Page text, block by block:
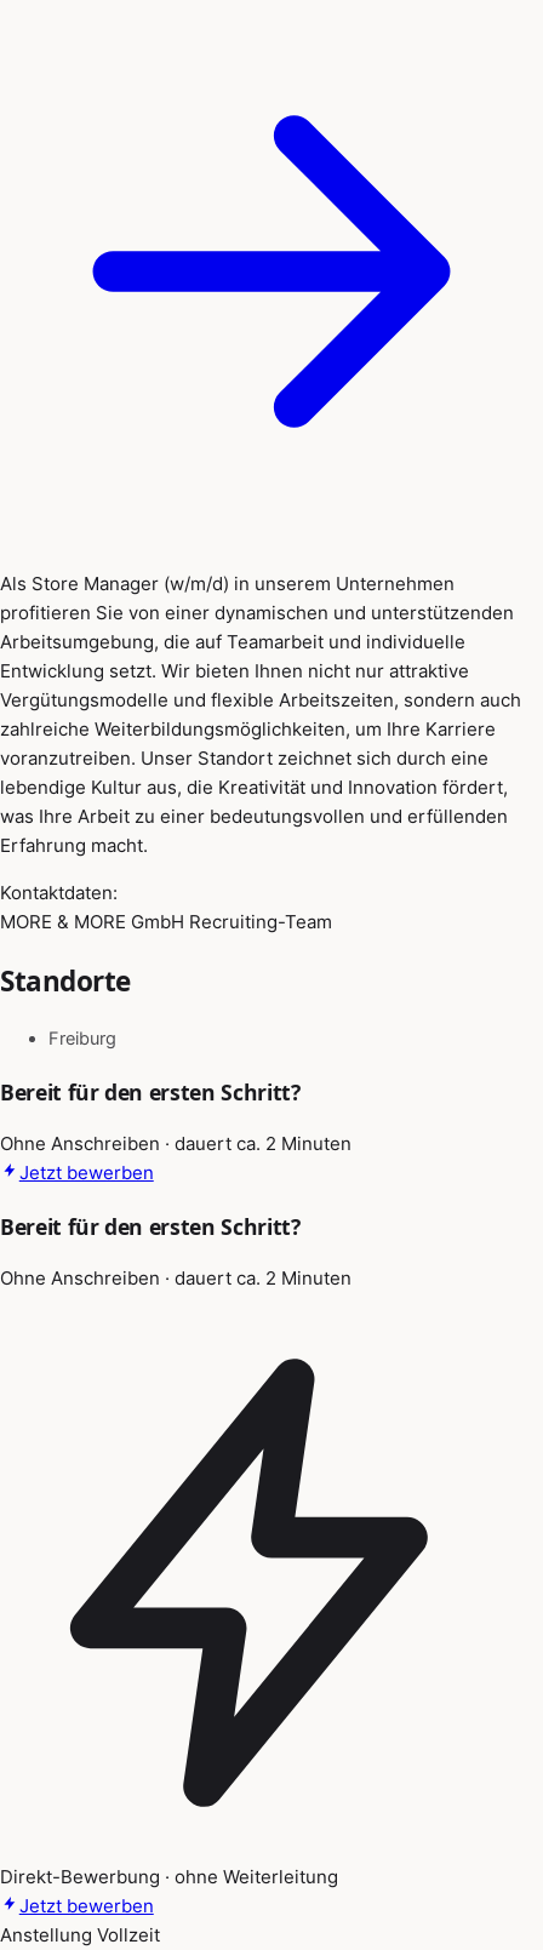
Als Store Manager (w/m/d) in unserem Unternehmen
profitieren Sie von einer dynamischen und unterstützenden
Arbeitsumgebung, die auf Teamarbeit und individuelle
Entwicklung setzt. Wir bieten Ihnen nicht nur attraktive
Vergütungsmodelle und flexible Arbeitszeiten, sondern auch
zahlreiche Weiterbildungsmöglichkeiten, um Ihre Karriere
voranzutreiben. Unser Standort zeichnet sich durch eine
lebendige Kultur aus, die Kreativität und Innovation fördert,
was Ihre Arbeit zu einer bedeutungsvollen und erfüllenden
Erfahrung macht.
Kontaktdaten:
MORE & MORE GmbH Recruiting-Team
Standorte
Freiburg
Bereit für den ersten Schritt?
Ohne Anschreiben · dauert ca. 2 Minuten
Jetzt bewerben
Bereit für den ersten Schritt?
Ohne Anschreiben · dauert ca. 2 Minuten
Direkt-Bewerbung · ohne Weiterleitung
Jetzt bewerben
Anstellung Vollzeit